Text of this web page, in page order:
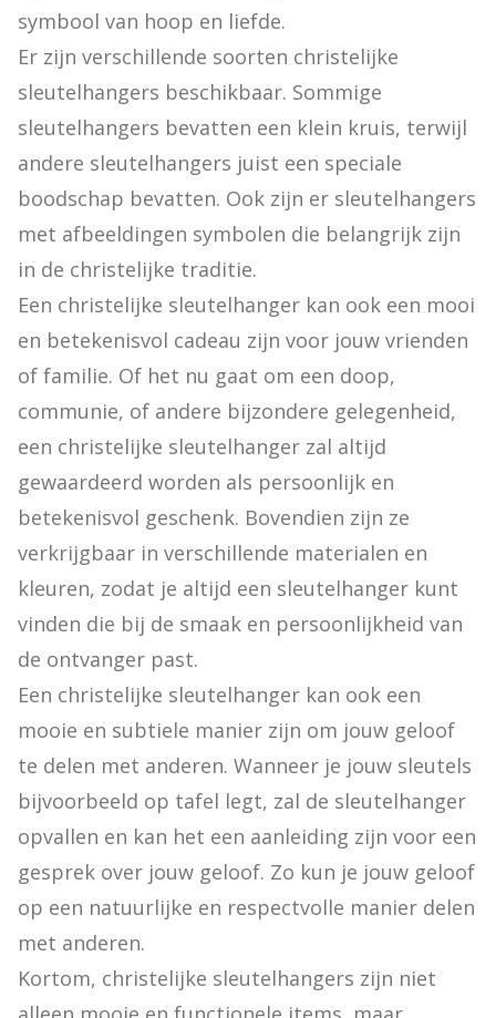
symbool van hoop en liefde.
Er zijn verschillende soorten christelijke
sleutelhangers beschikbaar. Sommige
sleutelhangers bevatten een klein kruis, terwijl
andere sleutelhangers juist een speciale
boodschap bevatten. Ook zijn er sleutelhangers
met afbeeldingen symbolen die belangrijk zijn
in de christelijke traditie.
Een christelijke sleutelhanger kan ook een mooi
en betekenisvol cadeau zijn voor jouw vrienden
of familie. Of het nu gaat om een doop,
communie, of andere bijzondere gelegenheid,
een christelijke sleutelhanger zal altijd
gewaardeerd worden als persoonlijk en
betekenisvol geschenk. Bovendien zijn ze
verkrijgbaar in verschillende materialen en
kleuren, zodat je altijd een sleutelhanger kunt
vinden die bij de smaak en persoonlijkheid van
de ontvanger past.
Een christelijke sleutelhanger kan ook een
mooie en subtiele manier zijn om jouw geloof
te delen met anderen. Wanneer je jouw sleutels
bijvoorbeeld op tafel legt, zal de sleutelhanger
opvallen en kan het een aanleiding zijn voor een
gesprek over jouw geloof. Zo kun je jouw geloof
op een natuurlijke en respectvolle manier delen
met anderen.
Kortom, christelijke sleutelhangers zijn niet